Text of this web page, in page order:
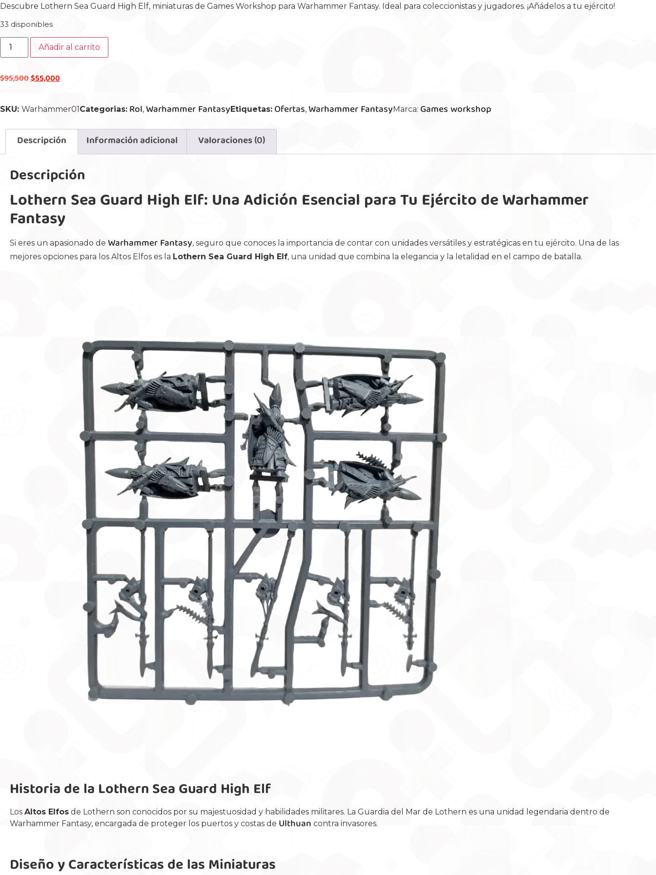
Descubre Lothern Sea Guard High Elf, miniaturas de Games Workshop para Warhammer Fantasy. Ideal para coleccionistas y jugadores. ¡Añádelos a tu ejército!
33 disponibles
Añadir al carrito
$95,500$55,000
SKU: Warhammer01 Categorias: Rol, Warhammer Fantasy Etiquetas: Ofertas, Warhammer Fantasy Marca: Games workshop
Descripción
Información adicional Valoraciones (0)
Descripción
Lothern Sea Guard High Elf: Una Adición Esencial para Tu Ejército de Warhammer
Fantasy
Si eres un apasionado de Warhammer Fantasy, seguro que conoces la importancia de contar con unidades versátiles y estratégicas en tu ejército. Una de las
mejores opciones para los Altos Elfos es la Lothern Sea Guard High Elf, una unidad que combina la elegancia y la letalidad en el campo de batalla.
Historia de la Lothern Sea Guard High Elf
Los Altos Elfos de Lothern son conocidos por su majestuosidad y habilidades militares. La Guardia del Mar de Lothern es una unidad legendaria dentro de
Warhammer Fantasy, encargada de proteger los puertos y costas de Ulthuan contra invasores.
Diseño y Características de las Miniaturas